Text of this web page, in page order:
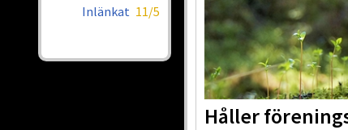
Inlänkat 11/5
Håller